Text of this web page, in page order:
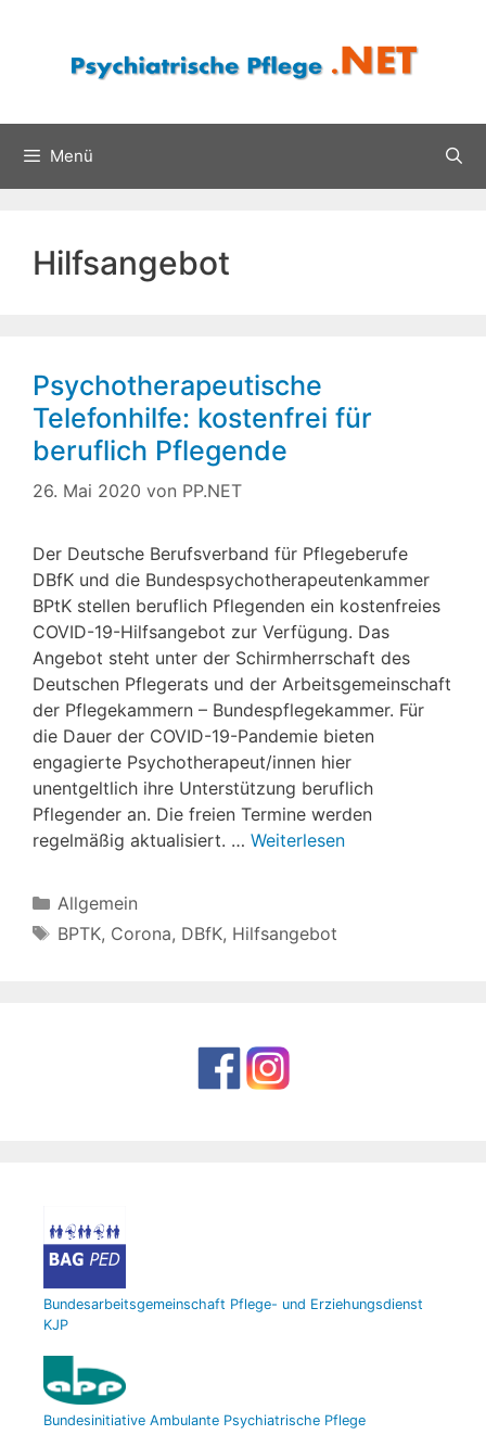
Menü
Hilfsangebot
Psychotherapeutische
Telefonhilfe: kostenfrei für
beruflich Pflegende
26. Mai 2020 von PP.NET
Der Deutsche Berufsverband für Pflegeberufe
DBfK und die Bundespsychotherapeutenkammer
BPtK stellen beruflich Pflegenden ein kostenfreies
COVID-19-Hilfsangebot zur Verfügung. Das
Angebot steht unter der Schirmherrschaft des
Deutschen Pflegerats und der Arbeitsgemeinschaft
der Pflegekammern – Bundespflegekammer. Für
die Dauer der COVID-19-Pandemie bieten
engagierte Psychotherapeut/innen hier
unentgeltlich ihre Unterstützung beruflich
Pflegender an. Die freien Termine werden
regelmäßig aktualisiert. … Weiterlesen
Kategorien
Allgemein
Schlagwörter
BPTK, Corona, DBfK, Hilfsangebot
Bundesarbeitsgemeinschaft Pflege- und Erziehungsdienst
KJP
Bundesinitiative Ambulante Psychiatrische Pflege